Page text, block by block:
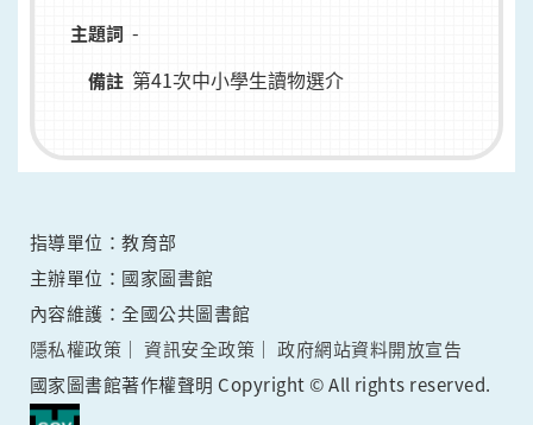
主題詞 -
備註 第41次中小學生讀物選介
指導單位：教育部
主辦單位：國家圖書館
內容維護：全國公共圖書館
隱私權政策
資訊安全政策
政府網站資料開放宣告
國家圖書館著作權聲明 Copyright © All rights reserved.